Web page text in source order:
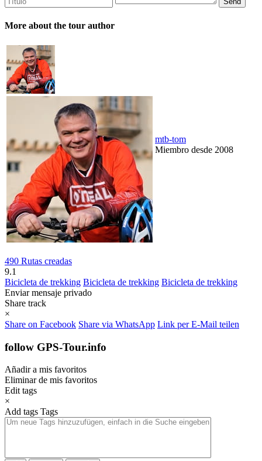
More about the tour author
mtb-tom
Miembro desde 2008
490 Rutas creadas
9.1
Bicicleta de trekking Bicicleta de trekking Bicicleta de trekking
Enviar mensaje privado
Share track
×
Share on Facebook Share via WhatsApp Link per E-Mail teilen
follow GPS-Tour.info
Añadir a mis favoritos
Eliminar de mis favoritos
Edit tags
×
Add tags Tags